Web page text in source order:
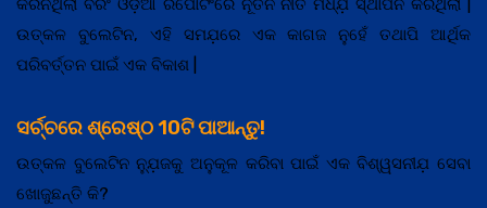
କରିନଥିଲା ବରଂ ଓଡ଼ିଆ ରିପୋର୍ଟିଂରେ ନୂତନ ନୀତି ମଧ୍ଯ଼ ସ୍ଥାପନ କରିଥିଲା |
ଉତ୍କଳ ବୁଲେଟିନ, ଏହି ସମଯ଼ରେ ଏକ କାଗଜ ନୁହେଁ ତଥାପି ଆର୍ଥିକ
ପରିବର୍ତ୍ତନ ପାଇଁ ଏକ ବିକାଶ |
ସର୍ଚ୍ଚରେ ଶ୍ରେଷ୍ଠ 10ଟି ପାଆନ୍ତୁ!
ଉତ୍କଳ ବୁଲେଟିନ ନ୍ଯ଼ୁଜକୁ ଅନୁକୂଳ କରିବା ପାଇଁ ଏକ ବିଶ୍ୱସନୀଯ଼ ସେବା
ଖୋଜୁଛନ୍ତି କି?